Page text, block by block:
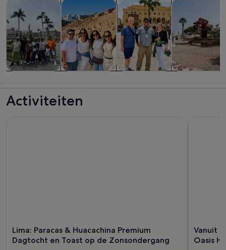
Tours & daguitstapjesGeschiedenis & cultuurPrivé- & gepersonaliseerde
Eten, drinken
Activiteiten
Lima: Paracas & Huacachina Premium
Dagtocht en Toast op de Zonsondergang
Vanuit
Oasis